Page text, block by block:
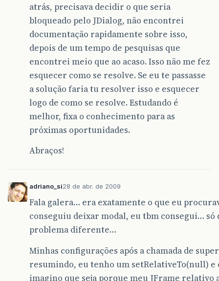
atrás, precisava decidir o que seria
bloqueado pelo JDialog, não encontrei
documentação rapidamente sobre isso,
depois de um tempo de pesquisas que
encontrei meio que ao acaso. Isso não me fez
esquecer como se resolve. Se eu te passasse
a solução faria tu resolver isso e esquecer
logo de como se resolve. Estudando é
melhor, fixa o conhecimento para as
próximas oportunidades.
Abraços!
adriano_si28 de abr. de 2009
Fala galera… era exatamente o que eu
conseguiu deixar modal, eu tbm consegui… só
problema diferente…
Minhas configurações após a chamada de
resumindo, eu tenho um setRelativeTo(null)
imagino que seja porque meu JFrame relativo